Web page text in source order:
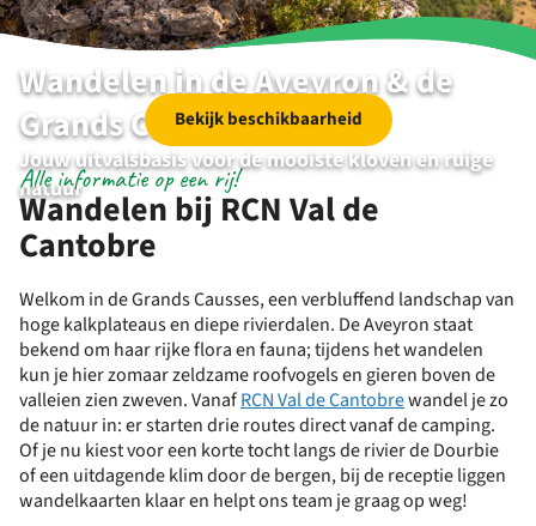
Wandelen in de Aveyron & de
Grands Causses
Jouw uitvalsbasis voor de mooiste kloven en ruige
natuur
Bekijk beschikbaarheid
Wandelen bij RCN Val de
Cantobre
Alle informatie op een rij!
Welkom in de Grands Causses, een verbluffend landschap van
hoge kalkplateaus en diepe rivierdalen. De Aveyron staat
bekend om haar rijke flora en fauna; tijdens het wandelen
kun je hier zomaar zeldzame roofvogels en gieren boven de
valleien zien zweven. VanafRCN Val de Cantobrewandel je zo
de natuur in: er starten drie routes direct vanaf de camping.
Of je nu kiest voor een korte tocht langs de rivier de Dourbie
of een uitdagende klim door de bergen, bij de receptie liggen
wandelkaarten klaar en helpt ons team je graag op weg!